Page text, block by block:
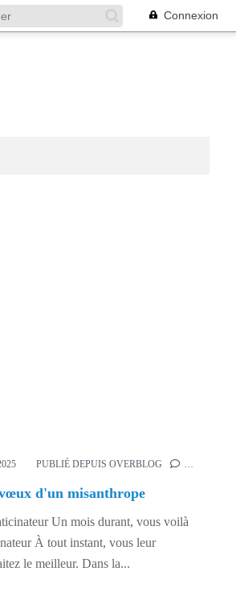
Connexion
PUBLIÉ DEPUIS OVERBLOG …
d'un misanthrope
Un mois durant, vous voilà
À tout instant, vous leur
le meilleur. Dans la...